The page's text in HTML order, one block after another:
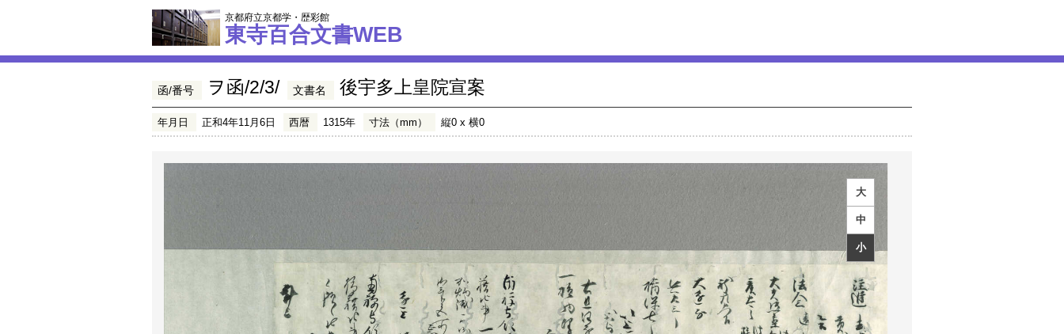
京都府立京都学・歴彩館
東寺百合文書WEB
函/番号 ヲ函/2/3/ 文書名 後宇多上皇院宣案
年月日 正和4年11月6日 西暦 1315年 寸法（mm） 縦0 x 横0
大
中
小